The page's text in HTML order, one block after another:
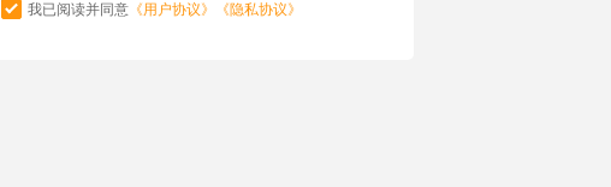
我已阅读并同意 《用户协议》 《隐私协议》